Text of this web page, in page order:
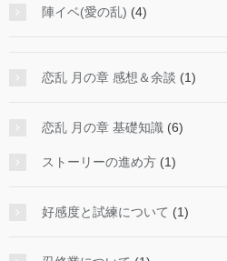
陣イベ(愛の乱) (4)
恋乱 月の章 感想＆余談 (1)
恋乱 月の章 基礎知識 (6)
ストーリーの進め方 (1)
好感度と試練について (1)